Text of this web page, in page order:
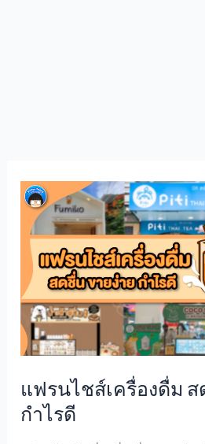
แฟรนไชส์เครื่องดื่ม
กำไรดี
แฟ
รน
ไชส์
เครื่อง
ดื่ม
สดชื่น
ขาย
ง่าย
ดี